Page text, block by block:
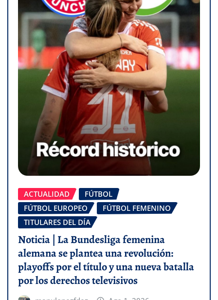
ACTUALIDAD
FÚTBOL
FÚTBOL EUROPEO
FÚTBOL FEMENINO
TITULARES DEL DÍA
Noticia | La Bundesliga femenina
alemana se plantea una revolución:
playoffs por el título y una nueva batalla
por los derechos televisivos